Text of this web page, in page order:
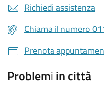
Richiedi assistenza
Chiama il numero
Prenota
Problemi in città